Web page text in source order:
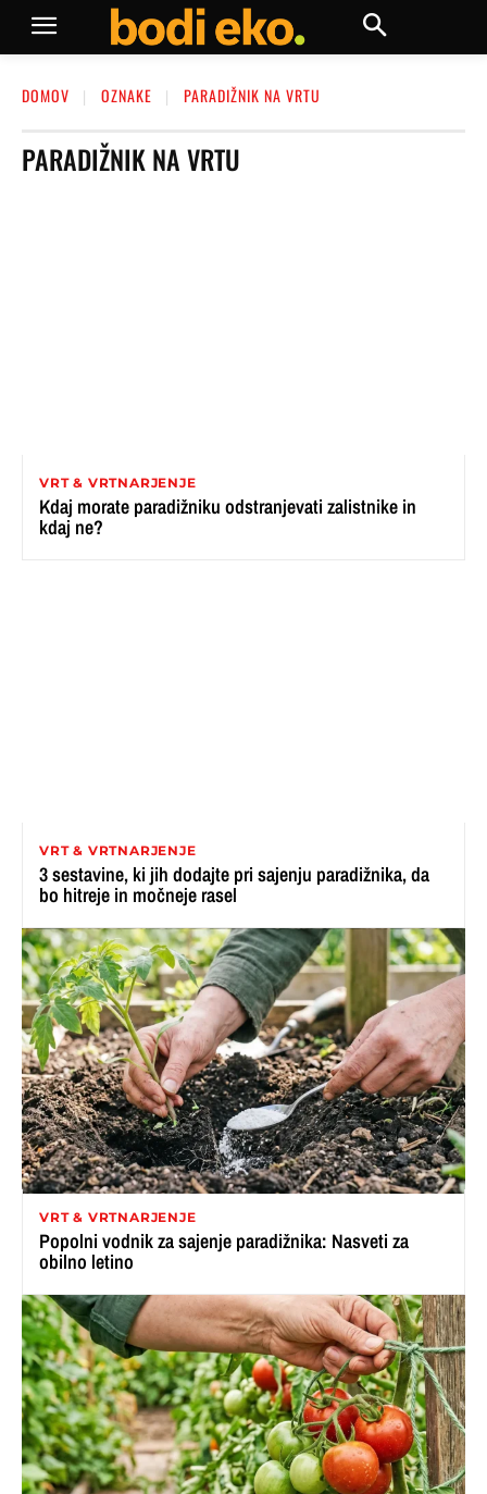
DOMOV OZNAKE PARADIŽNIK NA VRTU
PARADIŽNIK NA VRTU
VRT & VRTNARJENJE
Kdaj morate paradižniku odstranjevati zalistnike in
kdaj ne?
VRT & VRTNARJENJE
3 sestavine, ki jih dodajte pri sajenju paradižnika, da
bo hitreje in močneje rasel
VRT & VRTNARJENJE
Popolni vodnik za sajenje paradižnika: Nasveti za
obilno letino